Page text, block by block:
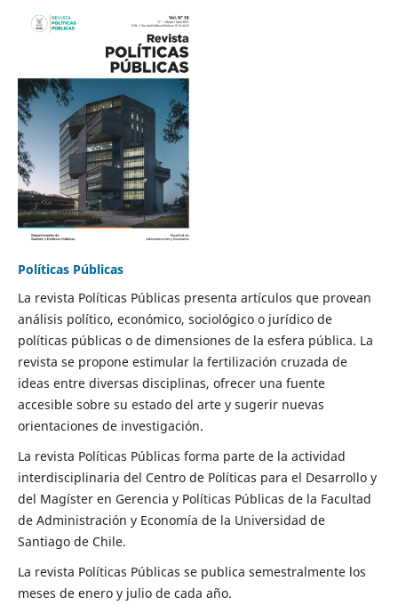
Políticas Públicas
La revista Políticas Públicas presenta artículos que provean
análisis político, económico, sociológico o jurídico de
políticas públicas o de dimensiones de la esfera pública. La
revista se propone estimular la fertilización cruzada de
ideas entre diversas disciplinas, ofrecer una fuente
accesible sobre su estado del arte y sugerir nuevas
orientaciones de investigación.
La revista Políticas Públicas forma parte de la actividad
interdisciplinaria del Centro de Políticas para el Desarrollo y
del Magíster en Gerencia y Políticas Públicas de la Facultad
de Administración y Economía de la Universidad de
Santiago de Chile.
La revista Políticas Públicas se publica semestralmente los
meses de enero y julio de cada año.